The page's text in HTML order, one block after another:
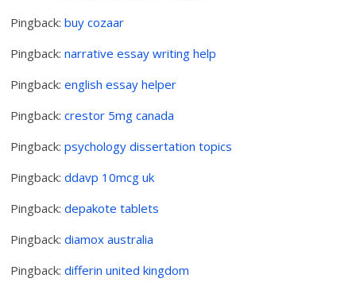
Pingback:buy cozaar
Pingback:narrative essay writing help
Pingback:english essay helper
Pingback:crestor 5mg canada
Pingback:psychology dissertation topics
Pingback:ddavp 10mcg uk
Pingback:depakote tablets
Pingback:diamox australia
Pingback:differin united kingdom